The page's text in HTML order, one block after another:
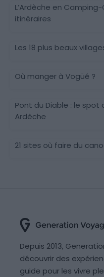
L’Ardèche en
itinéraires
Les 18 plus beaux
Où manger à Vogüé ?
Pont du Diable : le
Ardèche
21 sites où faire du
Depuis 2013,
découvrir des
guide pour les vivre